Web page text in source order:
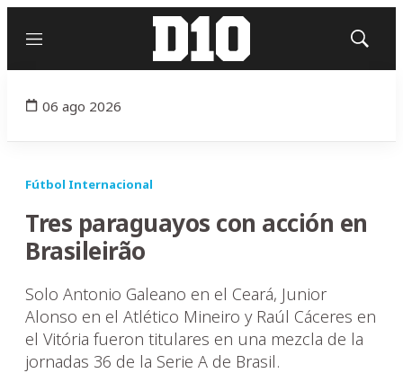
Menú
Mostrar
06 ago 2026
Fútbol Internacional
Tres paraguayos con acción en
Brasileirão
Solo Antonio Galeano en el Ceará, Junior
Alonso en el Atlético Mineiro y Raúl Cáceres en
el Vitória fueron titulares en una mezcla de la
jornadas 36 de la Serie A de Brasil.